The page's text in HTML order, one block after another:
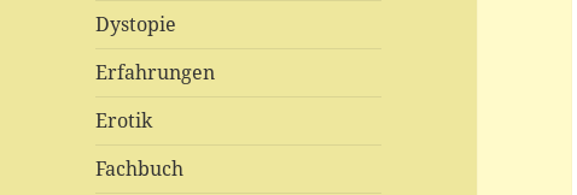
Dystopie
Erfahrungen
Erotik
Fachbuch